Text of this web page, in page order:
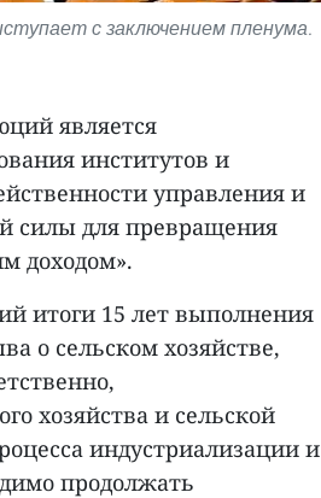
с заключением пленума.
является
институтов и
управления и
силы для превращения
доходом».
итоги 15 лет выполнения
о сельском хозяйстве,
хозяйства и сельской
индустриализации и
продолжать